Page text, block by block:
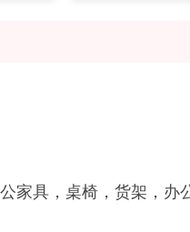
具，桌椅，货架，